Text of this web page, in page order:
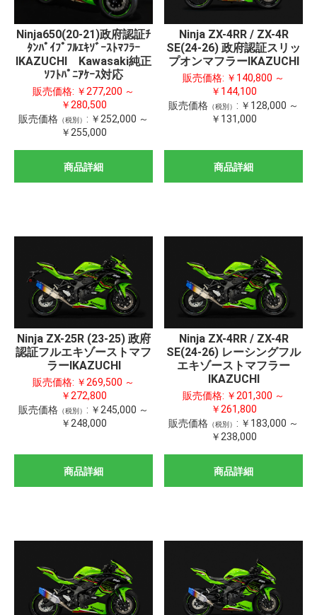
Ninja650(20-21)政府認証ﾁ
ﾀﾝﾊﾟｲﾌﾟﾌﾙｴｷｿﾞｰｽﾄﾏﾌﾗｰ
IKAZUCHI Kawasaki純正
ｿﾌﾄﾊﾟﾆｱｹｰｽ対応
販売価格: ￥277,200 ～
￥280,500
販売価格 （税別） : ￥252,000 ～
￥255,000
商品詳細
Ninja ZX-4RR / ZX-4R
SE(24-26) 政府認証スリッ
プオンマフラーIKAZUCHI
販売価格: ￥140,800 ～
￥144,100
販売価格 （税別） : ￥128,000 ～
￥131,000
商品詳細
Ninja ZX-25R (23-25) 政府
認証フルエキゾーストマフ
ラーIKAZUCHI
販売価格: ￥269,500 ～
￥272,800
販売価格 （税別） : ￥245,000 ～
￥248,000
商品詳細
Ninja ZX-4RR / ZX-4R
SE(24-26) レーシングフル
エキゾーストマフラー
IKAZUCHI
販売価格: ￥201,300 ～
￥261,800
販売価格 （税別） : ￥183,000 ～
￥238,000
商品詳細